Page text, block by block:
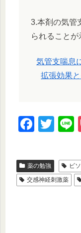
3.本剤の気管
られることが
気管支喘息
拡張効果
F
c
e
b
T
tt
er
薬の勉強 ビ
交感神経刺激薬